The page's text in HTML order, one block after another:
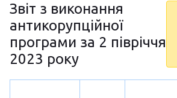
Звіт з виконання
антикорупційної
програми за 2 півріччя
2023 року